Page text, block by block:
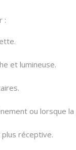
:
et lumineuse.
ou lorsque
réceptive.